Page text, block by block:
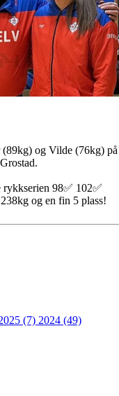
(89kg) og Vilde (76kg) på
98✅ 102✅
og en fin 5 plass!
(7) 2024 (49)